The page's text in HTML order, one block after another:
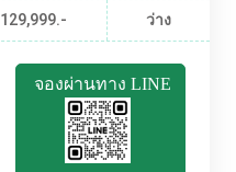
129,999.- ว่าง
จองผ่านทาง LINE